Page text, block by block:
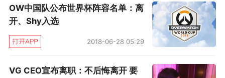
OW中国队公布世界杯阵容名单：离
开、Shy入选
2018-06-28 05:29
VG CEO宣布离职：不后悔离开 要